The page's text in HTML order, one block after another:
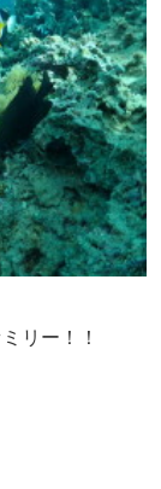
リー！！